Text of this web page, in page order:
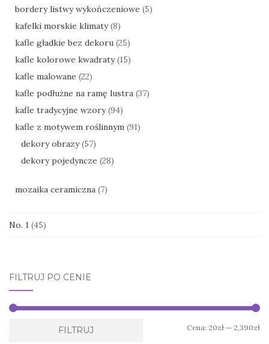
bordery listwy wykończeniowe (5)
kafelki morskie klimaty (8)
kafle gładkie bez dekoru (25)
kafle kolorowe kwadraty (15)
kafle malowane (22)
kafle podłużne na ramę lustra (37)
kafle tradycyjne wzory (94)
kafle z motywem roślinnym (91)
dekory obrazy (57)
dekory pojedyncze (28)
mozaika ceramiczna (7)
No. 1 (45)
FILTRUJ PO CENIE
FILTRUJ Cena: 20zł — 2,390zł